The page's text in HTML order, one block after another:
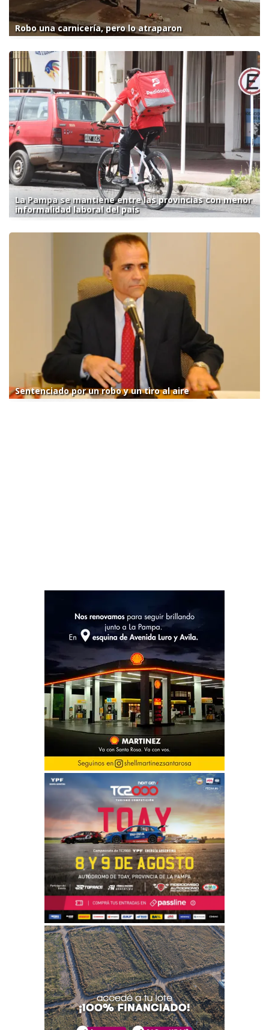
Robo una carnicería, pero lo atraparon
La Pampa se mantiene entre las provincias con menor
informalidad laboral del país
Sentenciado por un robo y un tiro al aire